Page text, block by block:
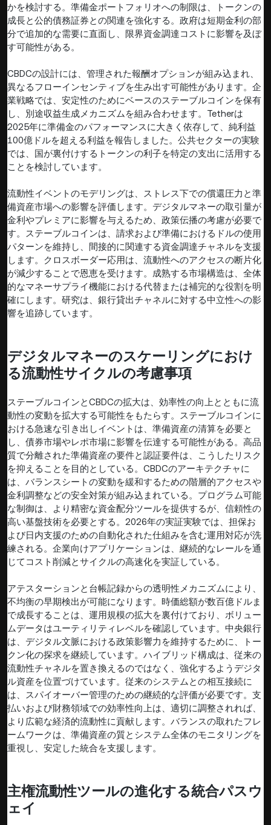
かを検討する。準備金ポートフォリオへの制限は、トークンの
成長と公的債務証券との関連を強化する。政府は短期金利の部
分で追加的な需要に直面し、限界資金調達コストに影響を及ぼ
す可能性がある。
CBDCの設計には、管理された報酬オプションが組み込まれ、
異なるフローインセンティブを生み出す可能性があります。企
業戦略では、安定性のためにベースのステーブルコインを保有
し、別途収益生成メカニズムを組み合わせます。Tetherは
2025年に準備金のパフォーマンスに大きく依存して、純利益
100億ドルを超える利益を報告しました。公共セクターの実験
では、国が裏付けするトークンの利子を特定の支出に活用する
ことを検討しています。
流動性イベントのモデリングは、ストレス下での償還圧力と準
備資産市場への影響を評価します。デジタルマネーの取引量が
金利やプレミアに影響を与えるため、政策伝播の考慮が必要で
す。ステーブルコインは、請求および準備におけるドルの使用
パターンを維持し、間接的に関連する資金調達チャネルを支援
します。クロスボーダー応用は、流動性へのアクセスの断片化
が減少することで恩恵を受けます。成熟する市場構造は、全体
的なマネーサプライ機能における代替または補完的な役割を明
確にします。研究は、銀行貸出チャネルに対する中立性への影
響を追跡しています。
デジタルマネーのスケーリングにおけ
る流動性サイクルの考慮事項
ステーブルコインとCBDCの拡大は、効率性の向上とともに流
動性の変動を拡大する可能性をもたらす。ステーブルコインに
おける急速な引き出しイベントは、準備資産の清算を必要と
し、債券市場やレポ市場に影響を伝達する可能性がある。高品
質で分離された準備資産の要件と認証要件は、こうしたリスク
を抑えることを目的としている。CBDCのアーキテクチャに
は、バランスシートの変動を緩和するための階層的アクセスや
金利調整などの安全対策が組み込まれている。プログラム可能
な制御は、より精密な資金配分ツールを提供するが、信頼性の
高い基盤技術を必要とする。2026年の実証実験では、担保お
よび日内支援のための自動化された仕組みを含む運用対応が洗
練される。企業向けアプリケーションは、継続的なレールを通
じてコスト削減とサイクルの高速化を実証している。
アテスターションと台帳記録からの透明性メカニズムにより、
不均衡の早期検出が可能になります。時価総額が数百億ドルま
で成長することは、運用規模の拡大を裏付けており、ボリュー
ムデータはユーティリティレベルを確認しています。中央銀行
は、デジタル文脈における政策影響力を維持するために、トー
クン化の探求を継続しています。ハイブリッド構成は、従来の
流動性チャネルを置き換えるのではなく、強化するようデジタ
ル資産を位置づけています。従来のシステムとの相互接続に
は、スパイオーバー管理のための継続的な評価が必要です。支
払いおよび財務領域での効率性向上は、適切に調整されれば、
より広範な経済的流動性に貢献します。バランスの取れたフレ
ームワークは、準備資産の質とシステム全体のモニタリングを
重視し、安定した統合を支援します。
主権流動性ツールの進化する統合パスウ
ェイ